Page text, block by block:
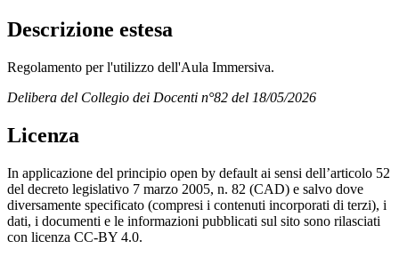
Descrizione estesa
Regolamento per l'utilizzo dell'Aula Immersiva.
Delibera del Collegio dei Docenti n°82 del 18/05/2026
Licenza
In applicazione del principio open by default ai sensi dell’articolo 52
del decreto legislativo 7 marzo 2005, n. 82 (CAD) e salvo dove
diversamente specificato (compresi i contenuti incorporati di terzi), i
dati, i documenti e le informazioni pubblicati sul sito sono rilasciati
con licenza CC-BY 4.0.